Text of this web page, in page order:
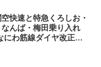
快速と特急くろしお・
んば・梅田乗り入れ
わ筋線ダイヤ改正予